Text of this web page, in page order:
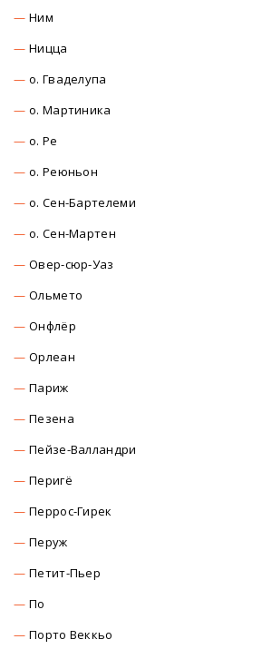
Ним
Ницца
о. Гваделупа
о. Мартиника
о. Ре
о. Реюньон
о. Сен-Бартелеми
о. Сен-Мартен
Овер-сюр-Уаз
Ольмето
Онфлёр
Орлеан
Париж
Пезена
Пейзе-Валландри
Перигё
Перрос-Гирек
Перуж
Петит-Пьер
По
Порто Веккьо